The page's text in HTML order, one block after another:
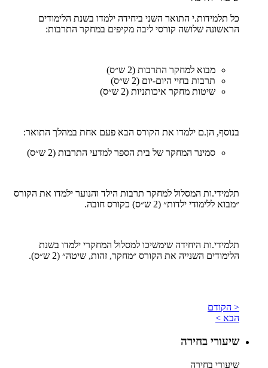
כל תלמידות.י התואר השני ביחידה ילמדו בשנת הלימודים
הראשונה שלושה קורסי ליבה מקיפים במחקר התרבות:
מבוא למחקר התרבות (2 ש״ס)
תרבות בחיי היום-יום (2 ש״ס)
שיטות מחקר איכותניות (2 ש״ס)
בנוסף, הן.ם ילמדו את הקורס הבא פעם אחת במהלך התואר:
סמינר המחקר של בית הספר למדעי התרבות (2 ש״ס)
תלמידי.ות המסלול למחקר תרבות הילד והנוער ילמדו את הקורס
״מבוא ללימודי ילדות״ (2 ש״ס) כקורס חובה.
תלמידי.ות היחידה שימשיכו למסלול המחקרי ילמדו בשנת
הלימודים השנייה את הקורס ״מחקר, זהות, שיטה״ (2 ש״ס).
< הקודם
הבא >
שיעורי בחירה
שיעורי בחירה